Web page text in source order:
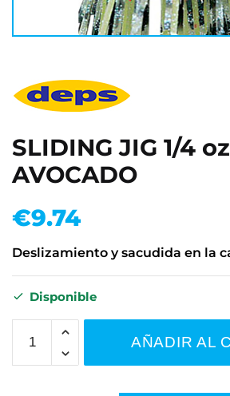
SLIDING JIG 1/4
AVOCADO
€9.74
Deslizamiento y sacudida en la
Disponible
AÑADIR AL